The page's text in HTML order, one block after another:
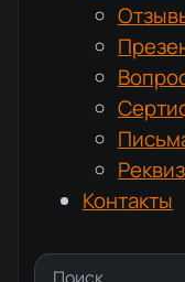
Контакты